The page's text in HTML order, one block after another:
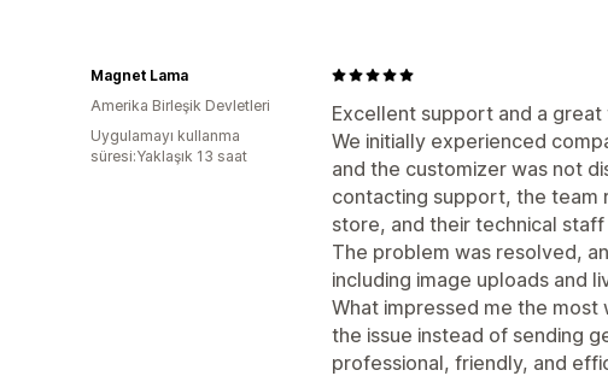
Excellent support and a great
We initially experienced
and the customizer was not
contacting support, the team
store, and their technical
The problem was resolved,
including image uploads and
What impressed me the
the issue instead of sending
professional, friendly, and
Magnet Lama
Amerika Birleşik Devletleri
Uygulamayı kullanma
süresi:Yaklaşık 13 saat